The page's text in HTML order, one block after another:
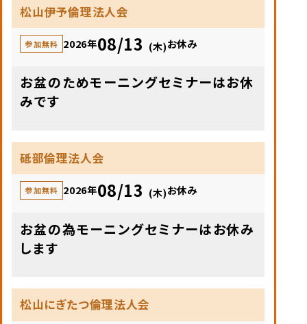
松山伊予倫理法人会
参加無料 2026年08/13 (木)お休み
お盆のためモーニングセミナーはお休
みです
砥部倫理法人会
参加無料 2026年08/13 (木)お休み
お盆の為モーニングセミナーはお休み
します
松山にぎたつ倫理法人会